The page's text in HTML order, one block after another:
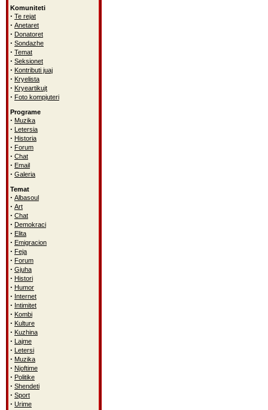
Komuniteti
· Te rejat
· Anetaret
· Donatoret
· Sondazhe
· Temat
· Seksionet
· Kontributi juaj
· Kryelista
· Kryeartikujt
· Foto kompjuteri
Programe
· Muzika
· Letersia
· Historia
· Forum
· Chat
· Email
· Galeria
Temat
· Albasoul
· Art
· Chat
· Demokraci
· Elita
· Emigracion
· Feja
· Forum
· Gjuha
· Histori
· Humor
· Internet
· Intimitet
· Kombi
· Kulture
· Kuzhina
· Lajme
· Letersi
· Muzika
· Njoftime
· Politike
· Shendeti
· Sport
· Urime